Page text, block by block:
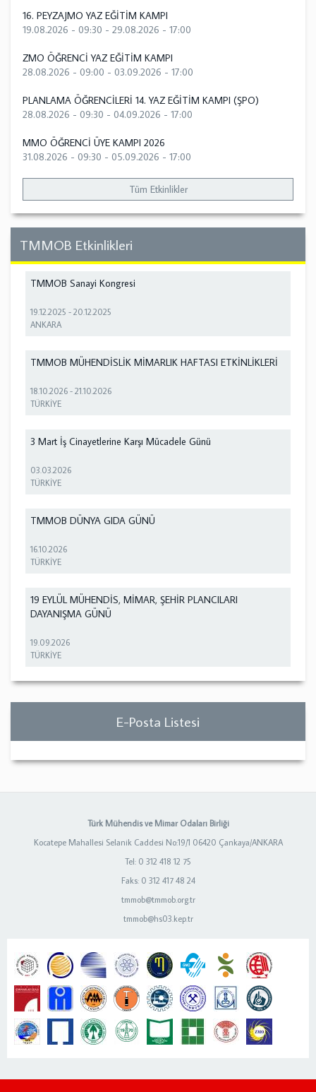
16. PEYZAJMO YAZ EĞİTİM KAMPI
19.08.2026 - 09:30 - 29.08.2026 - 17:00
ZMO ÖĞRENCİ YAZ EĞİTİM KAMPI
28.08.2026 - 09:00 - 03.09.2026 - 17:00
PLANLAMA ÖĞRENCİLERİ 14. YAZ EĞİTİM KAMPI (ŞPO)
28.08.2026 - 09:30 - 04.09.2026 - 17:00
MMO ÖĞRENCİ ÜYE KAMPI 2026
31.08.2026 - 09:30 - 05.09.2026 - 17:00
Tüm Etkinlikler
TMMOB Etkinlikleri
TMMOB Sanayi Kongresi
19.12.2025 -20.12.2025
ANKARA
TMMOB MÜHENDİSLİK MİMARLIK HAFTASI ETKİNLİKLERİ
18.10.2026 -21.10.2026
TÜRKİYE
3 Mart İş Cinayetlerine Karşı Mücadele Günü
03.03.2026
TÜRKİYE
TMMOB DÜNYA GIDA GÜNÜ
16.10.2026
TÜRKİYE
19 EYLÜL MÜHENDİS, MİMAR, ŞEHİR PLANCILARI
DAYANIŞMA GÜNÜ
19.09.2026
TÜRKİYE
E-Posta Listesi
Türk Mühendis ve Mimar Odaları Birliği
Kocatepe Mahallesi Selanik Caddesi No:19/1 06420 Çankaya/ANKARA
Tel: 0 312 418 12 75
Faks: 0 312 417 48 24
tmmob@tmmob.org.tr
tmmob@hs03.kep.tr